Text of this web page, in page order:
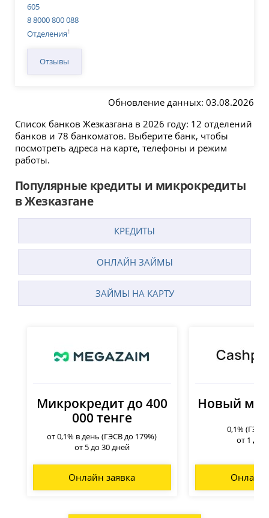
605
8 8000 800 088
Отделения1
Отзывы
Обновление данных: 03.08.2026
Список банков Жезказгана в 2026 году: 12 отделений
банков и 78 банкоматов. Выберите банк, чтобы
посмотреть адреса на карте, телефоны и режим
работы.
Популярные кредиты и микрокредиты
в Жезказгане
КРЕДИТЫ
ОНЛАЙН ЗАЙМЫ
ЗАЙМЫ НА КАРТУ
Микрокредит до 400
000 тенге
от 0,1% в день (ГЭСВ до 179%)
от 5 до 30 дней
Онлайн заявка
Новый
0,1% (ГЭСВ
от 1 до
Онлайн